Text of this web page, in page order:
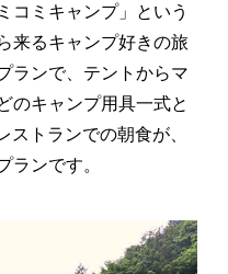
コミキャンプ」という
来るキャンプ好きの旅
ランで、テントからマ
のキャンプ用具一式と
ストランでの朝食が、
ランです。